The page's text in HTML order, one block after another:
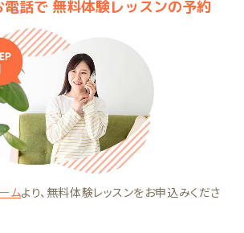
電話で 無料体験レッスンの予約
ムより、無料体験レッスンをお申込みくださ